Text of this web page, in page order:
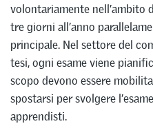
volontariamente nell’ambito
tre giorni all’anno
principale. Nel settore del
tesi, ogni esame viene
scopo devono essere
spostarsi per svolgere
apprendisti.